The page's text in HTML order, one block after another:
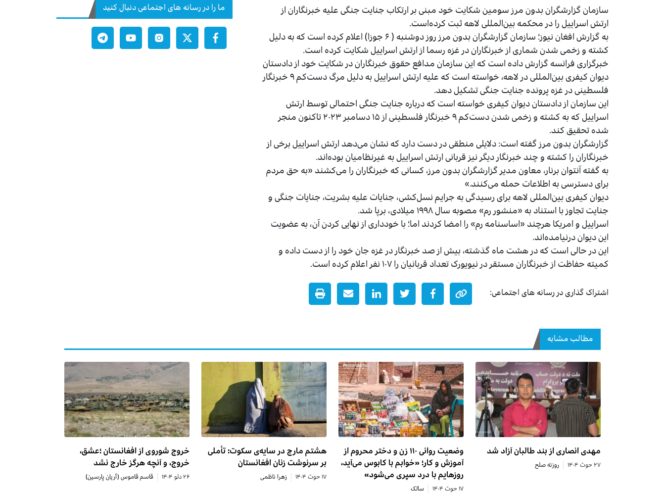
سازمان گزارشگران بدون مرز سومین شکایت خود مبنی بر ارتکاب جنایت جنگی علیه خبرنگاران از
ارتش اسراییل را در محکمه بین‌المللی لاهه ثبت کرده‌است.
به گزارش افغان نیوز؛ سازمان گزارشگران بدون مرز روز دوشنبه ( ۶ جوزا) اعلام کرده است که به دلیل
کشته و زخمی شدن شماری از خبرنگاران در غزه رسما از ارتش اسراییل شکایت کرده است.
خبرگزاری فرانسه گزارش داده است که این سازمان مدافع حقوق خبرنگاران در شکایت خود از دادستان
دیوان کیفری بین‌المللی در لاهه، خواسته است که علیه ارتش اسراییل به دلیل مرگ دست‌کم ۹ خبرنگار
فلسطینی در غزه پرونده جنایت جنگی تشکیل دهد.
این سازمان از دادستان دیوان کیفری خواسته است که درباره جنایت جنگی احتمالی توسط ارتش
اسراییل که به کشته و زخمی شدن دست‌کم ۹ خبرنگار فلسطینی از ۱۵ دسامبر ۲۰۲۳ تاکنون منجر
شده تحقیق کند.
گزارشگران بدون مرز گفته است: دلایلی منطقی در دست دارد که نشان می‌دهد ارتش اسراییل برخی از
خبرنگاران را کشته و چند خبرنگار دیگر نیز قربانی ارتش اسراییل به غیرنظامیان بوده‌اند.
به گفته آنتوان برنار، معاون مدیر گزارشگران بدون مرز، کسانی که خبرنگاران را می‌کشند «به حق مردم
برای دسترسی به اطلاعات حمله می‌کنند.»
دیوان کیفری بین‌المللی لاهه برای رسیدگی به جرایم نسل‌کشی، جنایات علیه بشریت، جنایات جنگی و
جنایت تجاوز با استناد به «منشور رم» مصوبه سال ۱۹۹۸ میلادی، برپا شد.
اسراییل و امریکا هرچند «اساسنامه رم» را امضا کردند اما؛ با خودداری از نهایی کردن آن، به عضویت
این دیوان درنیامده‌اند.
این در حالی است که در هشت ماه گذشته، بیش از صد خبرنگار در غزه جان خود را از دست داده‌ و
کمیته حفاظت از خبرنگاران مستقر در نیویورک تعداد قربانیان را ۱۰۷ نفر اعلام کرده است.
اشتراک گذاری در رسانه های اجتماعی:
ما را در رسانه های اجتماعی دنبال کنید
مطالب مشابه
مهدی انصاری از بند طالبان آزاد شد
۲۷ حوت ۱۴۰۴ روزنه صلح
وضعیت روانی ۱۱۰ زن و دختر محروم از
آموزش و کار؛ «خوابم با کابوس می‌آید،
روزهایم با درد سپری می‌شود»
۱۷ حوت ۱۴۰۴ سالک
هشتم مارچ در سایه‌ی سکوت: تأملی
بر سرنوشت زنان افغانستان
۱۷ حوت ۱۴۰۴ زهرا ناظمی
خروج شوروی از افغانستان ؛عشق،
خروج، و آنچه هرگز خارج نشد
۲۶ دلو ۱۴۰۴ قاسم قاموس (آریان پارسین)